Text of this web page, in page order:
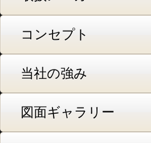
コンセプト
当社の強み
図面ギャラリー